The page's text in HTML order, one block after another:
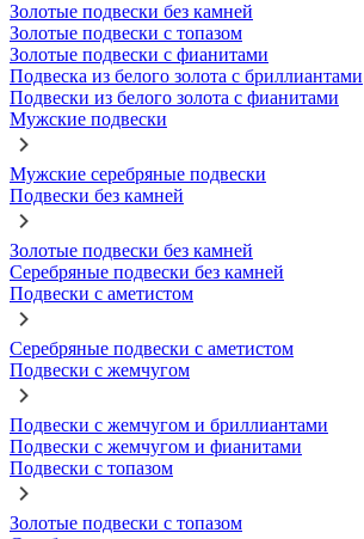
Золотые подвески без камней
Золотые подвески с топазом
Золотые подвески с фианитами
Подвеска из белого золота с бриллиантами
Подвески из белого золота с фианитами
Мужские подвески
Мужские серебряные подвески
Подвески без камней
Золотые подвески без камней
Серебряные подвески без камней
Подвески с аметистом
Серебряные подвески с аметистом
Подвески с жемчугом
Подвески с жемчугом и бриллиантами
Подвески с жемчугом и фианитами
Подвески с топазом
Золотые подвески с топазом